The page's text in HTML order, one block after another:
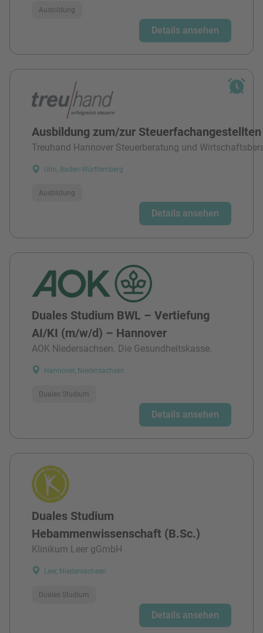
Ausbildung
Details ansehen
Ausbildung zum/zur
Treuhand Hannover Steuerberatung und
Ulm, Baden-Württemberg
Ausbildung
Details ansehen
Duales Studium BWL – Vertiefung
AI/KI (m/w/d) – Hannover
AOK Niedersachsen. Die Gesundheitskasse.
Hannover, Niedersachsen
Duales Studium
Details ansehen
Duales Studium
Hebammenwissenschaft (B.Sc.)
Klinikum Leer gGmbH
Leer, Niedersachsen
Duales Studium
Details ansehen